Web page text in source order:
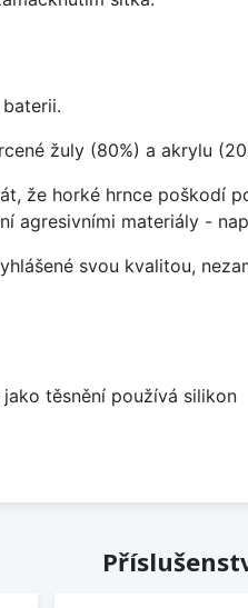
žuly (80%) a akrylu
že horké hrnce poškodí
agresivními materiály -
svou kvalitou,
těsnění používá silikon